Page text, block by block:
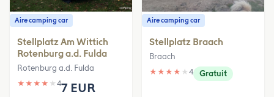
Aire camping car
Stellplatz Am Wittich
Rotenburg a.d. Fulda
Rotenburg a.d. Fulda
★ ★ ★ ★ ★ 47 EUR
Aire camping car
Stellplatz Braach
Braach
★ ★ ★ ★ ★ 4 Gratuit